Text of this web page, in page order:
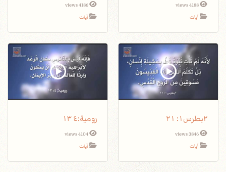
4188 views
آيات
4186 views
آيات
٢بطرس١: ٢١
3846 views
آيات
4104 views
آيات